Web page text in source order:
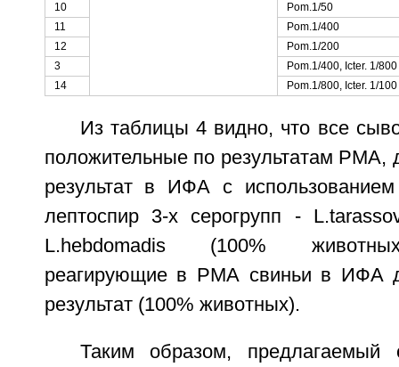
10
Pom.1/50
11
Pom.1/400
12
Pom.1/200
3
Pom.1/400, Icter. 1/800
14
Pom.1/800, Icter. 1/100
Из таблицы 4 видно, что все
положительные по результатам РМА,
результат в ИФА с использованием
лептоспир 3-х серогрупп -
L.hebdomadis (100%
реагирующие в РМА свиньи в ИФА
результат (100% животных).
Таким образом, предлагаемый